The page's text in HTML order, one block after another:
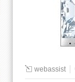
webassist